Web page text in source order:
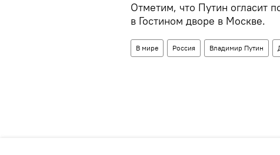
Отметим, что Путин огласит
в Гостином дворе в Москве.
В мире Россия Владимир Путин